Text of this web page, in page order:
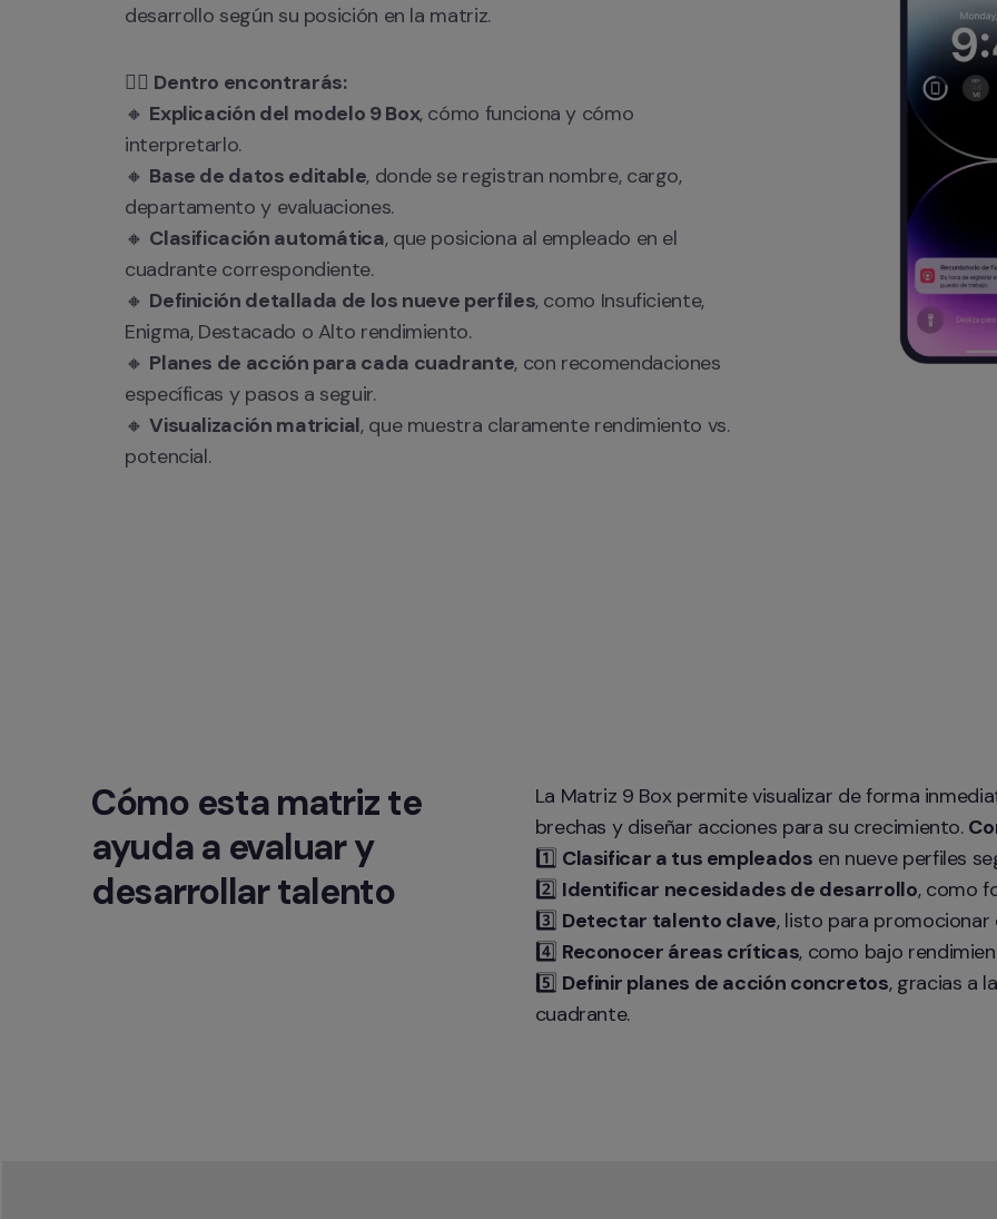
desarrollo según su posición en la matriz.
👉🏻 Dentro encontrarás:
🔸 Explicación del modelo 9 Box, cómo funciona y cómo
interpretarlo.
🔸 Base de datos editable, donde se registran nombre, cargo,
departamento y evaluaciones.
🔸 Clasificación automática, que posiciona al empleado en el
cuadrante correspondiente.
🔸 Definición detallada de los nueve perfiles, como Insuficiente,
Enigma, Destacado o Alto rendimiento.
🔸 Planes de acción para cada cuadrante, con recomendaciones
específicas y pasos a seguir.
🔸 Visualización matricial, que muestra claramente rendimiento vs.
potencial.
Cómo esta matriz te
ayuda a evaluar y
desarrollar talento
La Matriz 9 Box permite visualizar de forma
brechas y diseñar acciones para su crecimiento.
1️⃣ Clasificar a tus empleados en nueve perfiles
2️⃣ Identificar necesidades de desarrollo, como
3️⃣ Detectar talento clave, listo para promocionar
4️⃣ Reconocer áreas críticas, como bajo
5️⃣ Definir planes de acción concretos, gracias a
cuadrante.